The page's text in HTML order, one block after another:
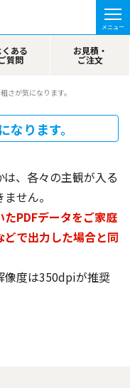
くある
質問
お見積・
ご注文
さが気になります。
ります。
、各々の主観が入る
せん。
たPDFデータをご家庭
で出力した場合と同
像度は350dpiが推奨
メニュー